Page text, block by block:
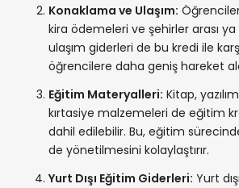
Konaklama ve Ulaşım:
kira ödemeleri ve şehirler arası ya
ulaşım giderleri de bu kredi ile
öğrencilere daha geniş hareket
Eğitim Materyalleri: Kitap,
kırtasiye malzemeleri de eğitim
dahil edilebilir. Bu, eğitim
de yönetilmesini kolaylaştırır.
Yurt Dışı Eğitim Giderleri: Yurt